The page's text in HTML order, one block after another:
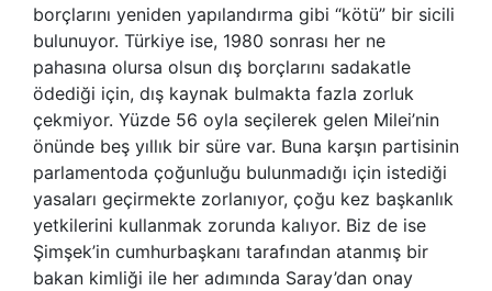
borçlarını yeniden yapılandırma gibi “kötü” bir sicili
bulunuyor. Türkiye ise, 1980 sonrası her ne
pahasına olursa olsun dış borçlarını sadakatle
ödediği için, dış kaynak bulmakta fazla zorluk
çekmiyor. Yüzde 56 oyla seçilerek gelen Milei’nin
önünde beş yıllık bir süre var. Buna karşın partisinin
parlamentoda çoğunluğu bulunmadığı için istediği
yasaları geçirmekte zorlanıyor, çoğu kez başkanlık
yetkilerini kullanmak zorunda kalıyor. Biz de ise
Şimşek’in cumhurbaşkanı tarafından atanmış bir
bakan kimliği ile her adımında Saray’dan onay